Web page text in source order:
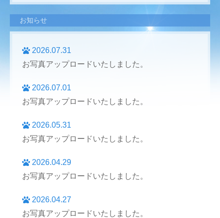
お知らせ
2026.07.31
お写真アップロードいたしました。
2026.07.01
お写真アップロードいたしました。
2026.05.31
お写真アップロードいたしました。
2026.04.29
お写真アップロードいたしました。
2026.04.27
お写真アップロードいたしました。